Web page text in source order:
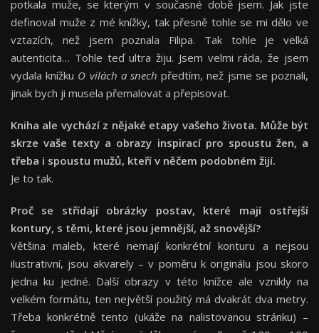
potkala muže, se kterým v současné době jsem. Jak jste
definoval muže z mé knížky, tak přesně tohle se mi dělo ve
vztazích, než jsem poznala Filipa. Tak tohle je velká
autenticita… Tohle teď ultra žiju. Jsem velmi ráda, že jsem
vydala knížku O vílách a snech předtím, než jsme se poznali,
jinak bych ji musela přemalovat a přepisovat.
Kniha ale vychází z nějaké etapy vašeho života. Může být
skrze vaše texty a obrazy inspirací pro spoustu žen, a
třeba i spoustu mužů, kteří v něčem podobném žijí.
Je to tak.
Proč se střídají obrázky postav, které mají ostřejší
kontury, s těmi, které jsou jemnější, až snovější?
Většina maleb, které nemají konkrétní konturu a nejsou
ilustrativní, jsou akvarely – v poměru k originálu jsou skoro
jedna ku jedné. Další obrazy v této knížce ale vznikly na
velkém formátu, ten největší použitý má dvakrát dva metry.
Třeba konkrétně tento (ukáže na nalistovanou stránku) –